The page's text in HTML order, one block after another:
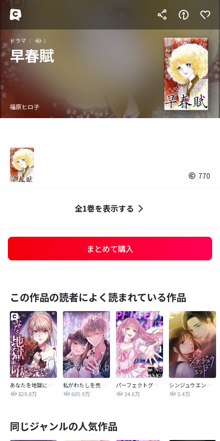
ドラマ 1
早春賦
福原ヒロ子
770
全1巻を表示する
まとめて購入
この作品の読者によく読まれている作品
あなたを地獄に堕とすまで
829.8万
私がわたしを売る理由
605.9万
パーフェクトグリッター
34.6万
シンジュウエンド【タテヨミ】
5.4万
同じジャンルの人気作品